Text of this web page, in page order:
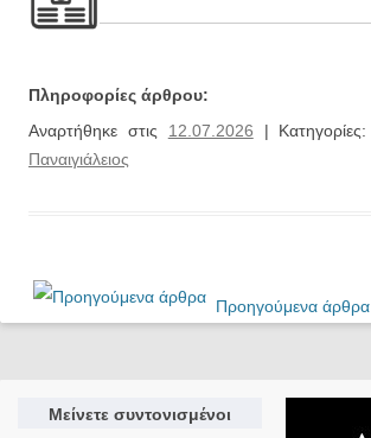
Πληροφορίες άρθρου:
Αναρτήθηκε στις 12.07.2026 | Κατηγορίες:
Παναιγιάλειος
Προηγούμενα άρθρα
Μείνετε συντονισμένοι